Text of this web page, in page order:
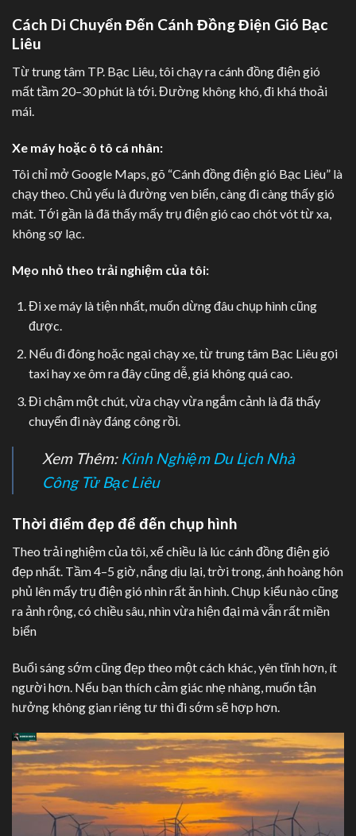
Cách Di Chuyển Đến Cánh Đồng Điện Gió Bạc
Liêu
Từ trung tâm TP. Bạc Liêu, tôi chạy ra cánh đồng điện gió
mất tầm 20–30 phút là tới. Đường không khó, đi khá thoải
mái.
Xe máy hoặc ô tô cá nhân:
Tôi chỉ mở Google Maps, gõ “Cánh đồng điện gió Bạc Liêu” là
chạy theo. Chủ yếu là đường ven biển, càng đi càng thấy gió
mát. Tới gần là đã thấy mấy trụ điện gió cao chót vót từ xa,
không sợ lạc.
Mẹo nhỏ theo trải nghiệm của tôi:
Đi xe máy là tiện nhất, muốn dừng đâu chụp hình cũng
được.
Nếu đi đông hoặc ngại chạy xe, từ trung tâm Bạc Liêu gọi
taxi hay xe ôm ra đây cũng dễ, giá không quá cao.
Đi chậm một chút, vừa chạy vừa ngắm cảnh là đã thấy
chuyến đi này đáng công rồi.
Xem Thêm: Kinh Nghiệm Du Lịch Nhà
Công Tử Bạc Liêu
Thời điểm đẹp để đến chụp hình
Theo trải nghiệm của tôi, xế chiều là lúc cánh đồng điện gió
đẹp nhất. Tầm 4–5 giờ, nắng dịu lại, trời trong, ánh hoàng hôn
phủ lên mấy trụ điện gió nhìn rất ăn hình. Chụp kiểu nào cũng
ra ảnh rộng, có chiều sâu, nhìn vừa hiện đại mà vẫn rất miền
biển
Buổi sáng sớm cũng đẹp theo một cách khác, yên tĩnh hơn, ít
người hơn. Nếu bạn thích cảm giác nhẹ nhàng, muốn tận
hưởng không gian riêng tư thì đi sớm sẽ hợp hơn.